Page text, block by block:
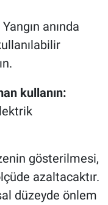
Yangın anında
kullanın:
gösterilmesi,
azaltacaktır.
düzeyde önlem